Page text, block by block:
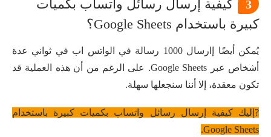
3
كيفية إرسال رسائل واتساب بكميات
كبيرة باستخدام Google Sheets؟
يُمكن أيضًا إارسال 1000 رسالة في الواتس اب في ثواني عدة
أشخاص عبر Google Sheets. على الرغم من أن هذه العملية قد
تكون معقدة، إلا أننا سنجعلها سهلة.
?إليك كيفية إرسال رسائل واتساب بكميات كبيرة باستخدام
Google Sheets.